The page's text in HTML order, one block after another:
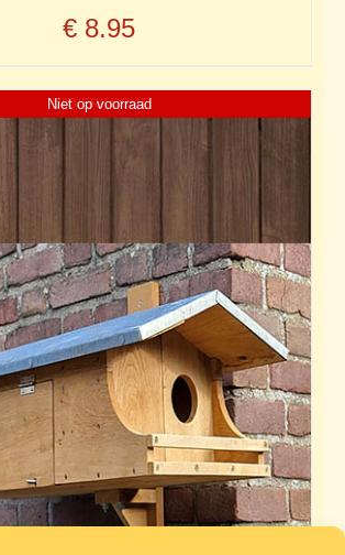
€ 8.95
Niet op voorraad
UITVERKOCHT